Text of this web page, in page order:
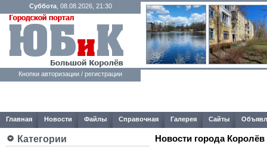
Суббота, 08.08.2026, 21:30
Кнопки авторизации / регистрации
Главная Новости Файлы Справочная Галерея Сайты
Категории Новости города Королёв